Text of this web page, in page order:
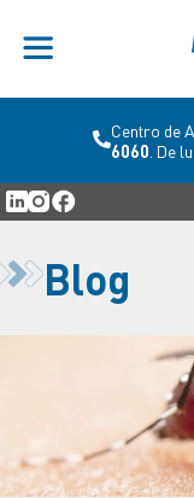
Centro de
6060 . De
Blog